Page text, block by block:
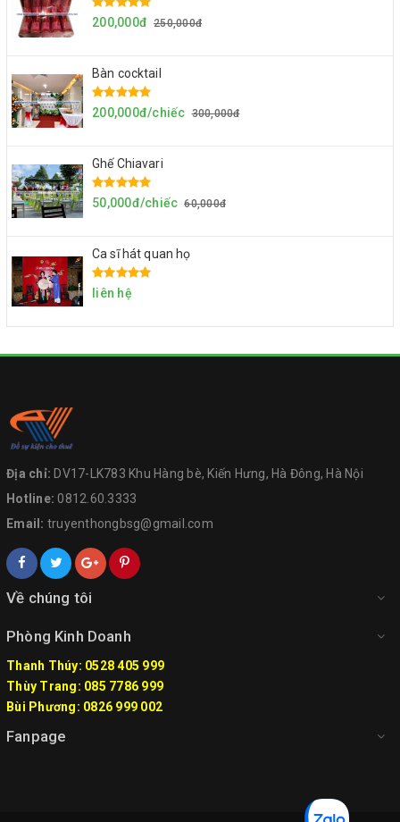
200,000đ 250,000đ
Bàn cocktail
200,000đ/chiếc 300,000đ
Ghế Chiavari
50,000đ/chiếc 60,000đ
Ca sĩ hát quan họ
liên hệ
Địa chỉ: DV17-LK783 Khu Hàng bè, Kiến Hưng, Hà Đông, Hà Nội
Hotline:0812.60.3333
Email: truyenthongbsg@gmail.com
Về chúng tôi
Phòng Kinh Doanh
Thanh Thúy: 0528 405 999
Thùy Trang: 085 7786 999
Bùi Phương: 0826 999 002
Fanpage